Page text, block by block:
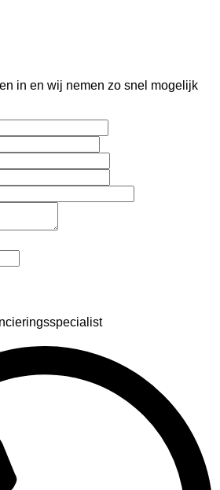
in en wij nemen zo snel mogelijk